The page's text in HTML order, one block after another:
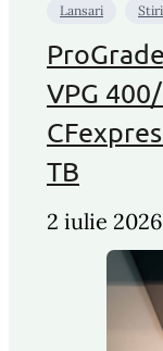
Lansari Stiri
VPG
TB
2 iulie 2026